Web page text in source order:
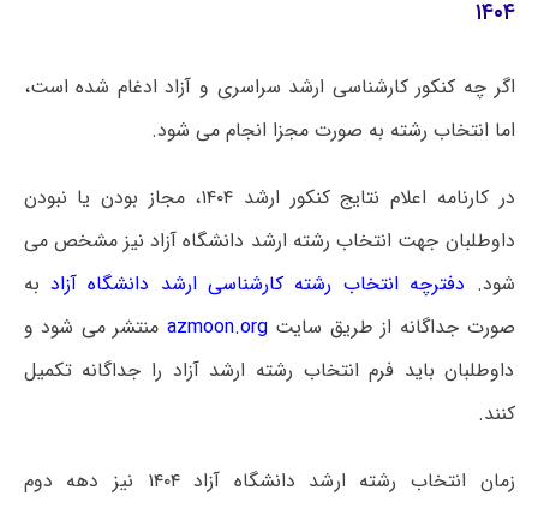
۱۴۰۴
اگر چه کنکور کارشناسی ارشد سراسری و آزاد ادغام شده است،
اما انتخاب رشته به صورت مجزا انجام می شود.
در کارنامه اعلام نتایج کنکور ارشد ۱۴۰۴، مجاز بودن یا نبودن
داوطلبان جهت انتخاب رشته ارشد دانشگاه آزاد نیز مشخص می
شود. دفترچه انتخاب رشته کارشناسی ارشد دانشگاه آزاد به
صورت جداگانه از طریق سایتazmoon.org منتشر می شود و
داوطلبان باید فرم انتخاب رشته ارشد آزاد را جداگانه تکمیل
کنند.
زمان انتخاب رشته ارشد دانشگاه آزاد ۱۴۰۴ نیز دهه دوم